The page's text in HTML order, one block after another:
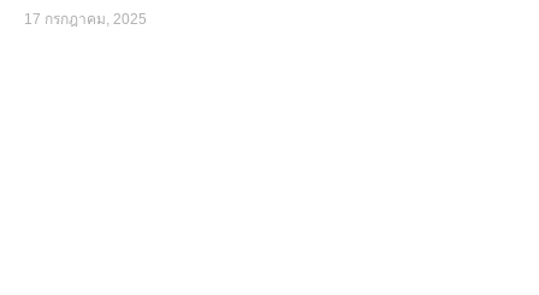
17 กรกฎาคม, 2025